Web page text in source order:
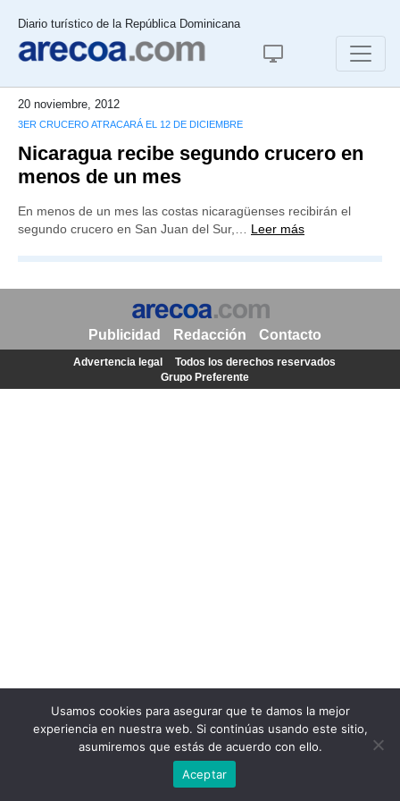
Diario turístico de la República Dominicana
20 noviembre, 2012
3ER CRUCERO ATRACARÁ EL 12 DE DICIEMBRE
Nicaragua recibe segundo crucero en
menos de un mes
En menos de un mes las costas nicaragüenses recibirán el
segundo crucero en San Juan del Sur,… Leer más
Usamos cookies para asegurar que te damos la mejor
experiencia en nuestra web. Si continúas usando este sitio,
asumiremos que estás de acuerdo con ello.
Aceptar
Publicidad Redacción Contacto
Advertencia legal
Todos los derechos reservados
Grupo Preferente